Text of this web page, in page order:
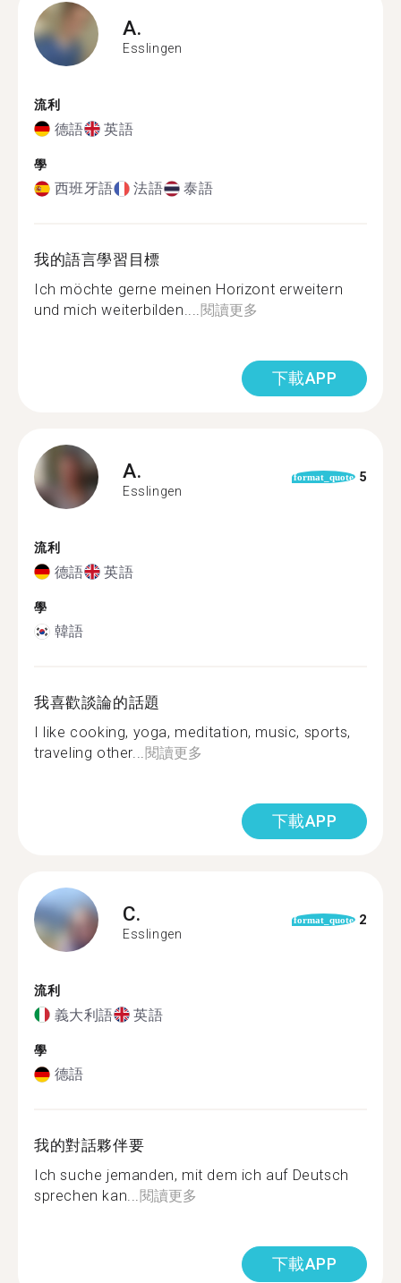
A.
Esslingen
流利
德語 英語
學
西班牙語 法語 泰語
我的語言學習目標
Ich möchte gerne meinen Horizont erweitern
und mich weiterbilden....閱讀更多
下載APP
A.
Esslingen
format_quote 5
流利
德語 英語
學
韓語
我喜歡談論的話題
I like cooking, yoga, meditation, music, sports,
traveling other...閱讀更多
下載APP
C.
Esslingen
format_quote 2
流利
義大利語 英語
學
德語
我的對話夥伴要
Ich suche jemanden, mit dem ich auf Deutsch
sprechen kan...閱讀更多
下載APP